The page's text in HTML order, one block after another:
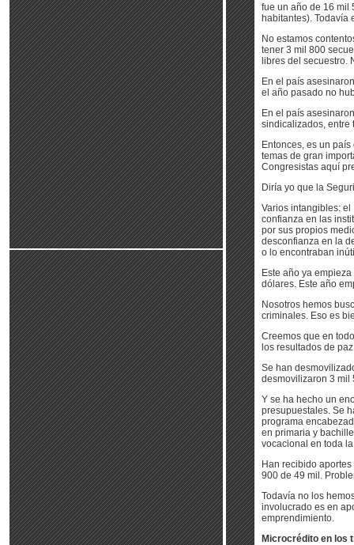
fue un año de 16 mil
habitantes). Todavía
No estamos
tener 3 mil 800
libres del secuestro.
En el país
el año pasado no
En el país
sindicalizados, entre
Entonces, es un
temas de gran
Congresistas aquí
Diría yo que la
Varios intangibles:
confianza en las
por sus propios
desconfianza en la
o lo encontraban
Este año ya
dólares. Este año
Nosotros hemos
criminales. Eso es
Creemos que en
los resultados de
Se han
desmovilizaron 3 mil
Y se ha hecho un
presupuestales. Se
programa
en primaria y
vocacional en toda
Han recibido
900 de 49 mil.
Todavía no los
involucrado es en
emprendimiento.
Microcrédito en los